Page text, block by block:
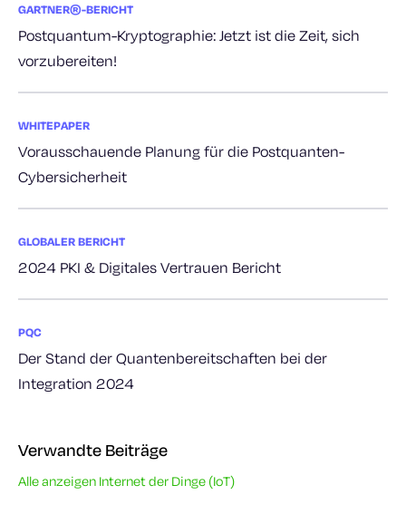
GARTNER®-BERICHT
Postquantum-Kryptographie: Jetzt ist die Zeit, sich
vorzubereiten!
WHITEPAPER
Vorausschauende Planung für die Postquanten-
Cybersicherheit
GLOBALER BERICHT
2024 PKI & Digitales Vertrauen Bericht
PQC
Der Stand der Quantenbereitschaften bei der
Integration 2024
Verwandte Beiträge
Alle anzeigen Internet der Dinge (IoT)